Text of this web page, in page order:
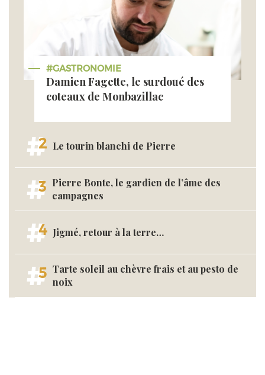
#GASTRONOMIE
Damien Fagette, le surdoué des
coteaux de Monbazillac
2 Le tourin blanchi de Pierre
3 Pierre Bonte, le gardien de l’âme des
campagnes
4 Jigmé, retour à la terre…
5 Tarte soleil au chèvre frais et au pesto de
noix